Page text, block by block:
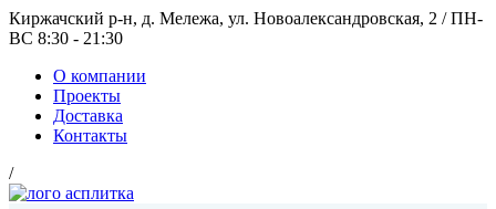
Киржачский р-н, д. Мележа, ул. Новоалександровская, 2 / ПН-
ВС 8:30 - 21:30
О компании
Проекты
Доставка
Контакты
/